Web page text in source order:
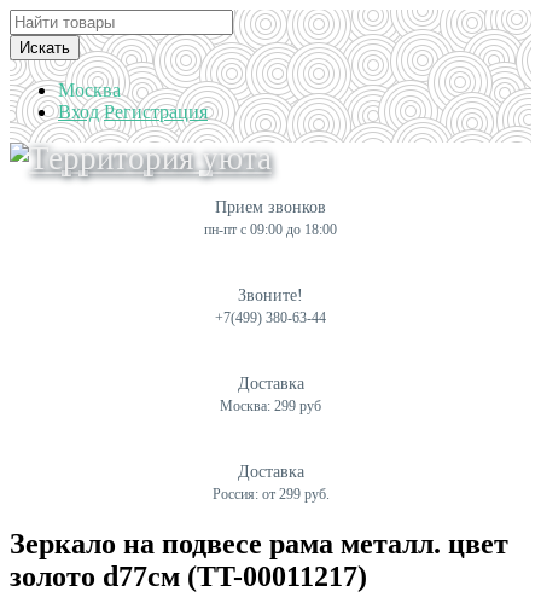
Искать
Москва
Вход Регистрация
Прием звонков
пн-пт с 09:00 до 18:00
Звоните!
+7(499) 380-63-44
Доставка
Москва: 299 руб
Доставка
Россия: от 299 руб.
Зеркало на подвесе рама металл. цвет
золото d77см (TT-00011217)